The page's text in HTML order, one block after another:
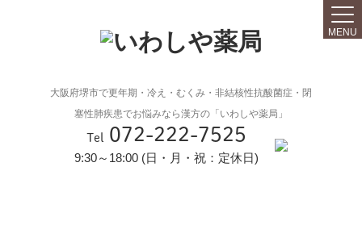
大阪府堺市で更年期・冷え・むくみ・非結核性抗酸菌症・閉
塞性肺疾患でお悩みなら漢方の「いわしや薬局」
Tel 072-222-7525
9:30～18:00 (日・月・祝：定休日)
MENU